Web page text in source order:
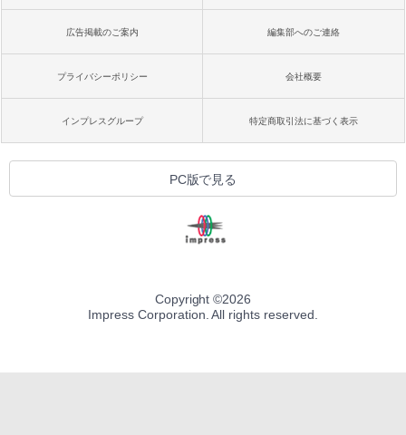
広告掲載のご案内 編集部へのご連絡
プライバシーポリシー 会社概要
インプレスグループ 特定商取引法に基づく表示
PC版で見る
Copyright ©2026
Impress Corporation. All rights reserved.